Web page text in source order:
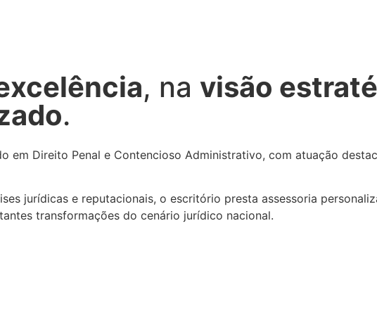
, na visão
.
em Direito Penal e Contencioso Administrativo, com atuação
jurídicas e reputacionais, o escritório presta assessoria
transformações do cenário jurídico nacional.